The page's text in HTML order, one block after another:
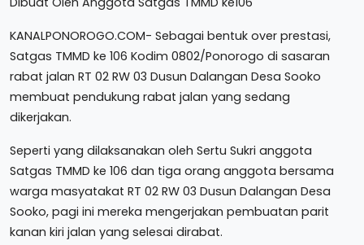
KANALPONOROGO.COM- Sebagai bentuk over prestasi,
Satgas TMMD ke 106 Kodim 0802/Ponorogo di sasaran
rabat jalan RT 02 RW 03 Dusun Dalangan Desa Sooko
membuat pendukung rabat jalan yang sedang
dikerjakan.
Seperti yang dilaksanakan oleh Sertu Sukri anggota
Satgas TMMD ke 106 dan tiga orang anggota bersama
warga masyatakat RT 02 RW 03 Dusun Dalangan Desa
Sooko, pagi ini mereka mengerjakan pembuatan parit
kanan kiri jalan yang selesai dirabat.